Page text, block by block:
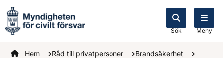
Sök Meny
Startsidan
Hem Råd till privatpersoner
Brandsäkerhet